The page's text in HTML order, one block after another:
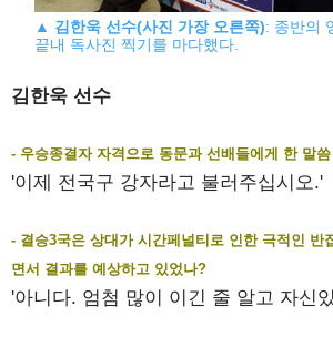
▲ 김한욱 선수(사진 가장 오른쪽): 종반의
끝내 독사진 찍기를 마다했다.
김한욱 선수
- 우승종결자 자격으로 동문과 선배들에게 한 말
'이제 전국구 강자라고 불러주십시오.'
- 결승3국은 상대가 시간페널티로 인한 극적인 반
면서 결과를 예상하고 있었나?
'아니다. 엄첨 많이 이긴 줄 알고 자신